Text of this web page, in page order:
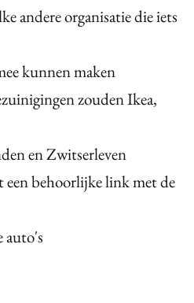
andere organisatie die iets
kunnen maken
zouden Ikea,
en Zwitserleven
behoorlijke link met de
auto's